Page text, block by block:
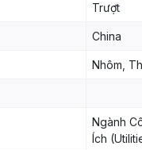
Trượt
China
Nhôm,
Ngành
Ích